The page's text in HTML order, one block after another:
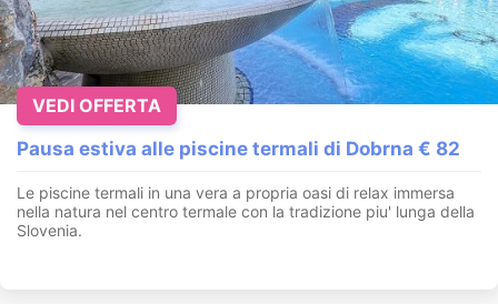
Pausa estiva alle piscine termali di Dobrna € 82
Le piscine termali in una vera a propria oasi di relax immersa
nella natura nel centro termale con la tradizione piu' lunga della
Slovenia.
VEDI OFFERTA